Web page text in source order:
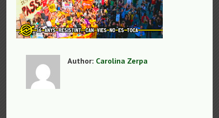
Author: Carolina Zerpa